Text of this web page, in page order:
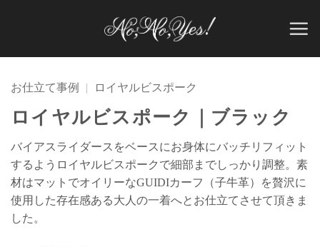
お仕立て事例 | ロイヤルビスポーク
ロイヤルビスポーク｜ブラック
バイアスライダースをベースにお身体にバッチリフィット
するようロイヤルビスポークで細部までしっかり調整。素
材はマットでオイリーなGUIDIカーフ（子牛革）を贅沢に
使用した存在感ある大人の一着へとお仕立てさせて頂きま
した。